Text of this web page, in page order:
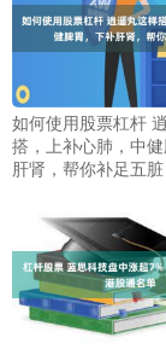
如何使用股票杠杆
搭，上补心肺，中
肝肾，帮你补足五脏